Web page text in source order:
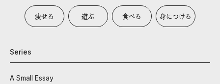
痩せる 遊ぶ 食べる 身につける
Series
A Small Essay